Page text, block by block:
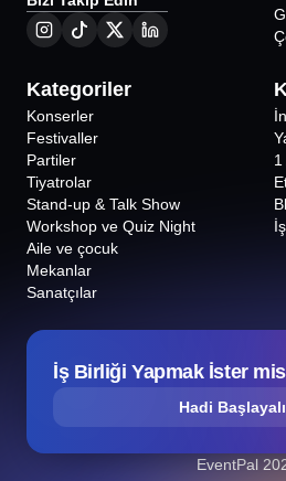
Kategoriler
Konserler
Festivaller
Partiler
Tiyatrolar
Stand-up & Talk Show
Workshop ve Quiz Night
Aile ve çocuk
Mekanlar
Sanatçılar
İş Birliği Yapmak İster
Hadi
EventPal